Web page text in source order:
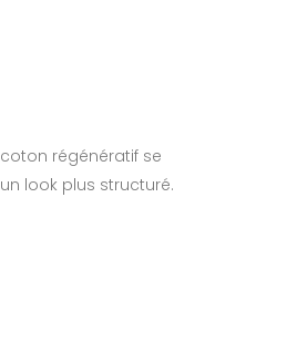
régénératif se
look plus structuré.